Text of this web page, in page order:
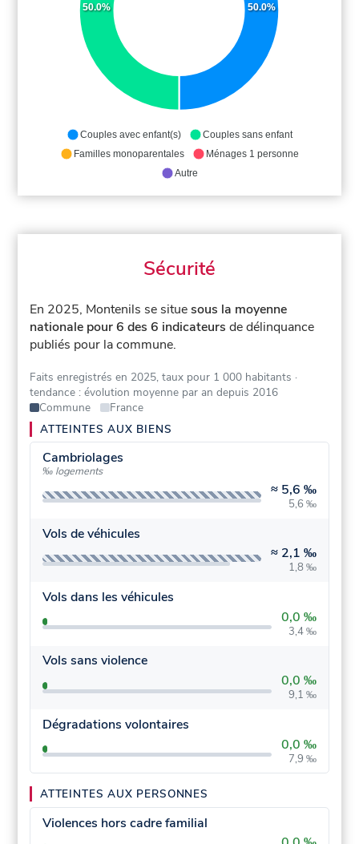
50.0%
50.0%
Couples avec enfant(s)
Couples sans enfant
Familles monoparentales
Ménages 1 personne
Autre
Sécurité
En 2025, Montenils se situesous la moyenne
nationale pour 6 des 6 indicateurs de délinquance
publiés pour la commune.
Faits enregistrés en 2025, taux pour 1 000 habitants ·
tendance : évolution moyenne par an depuis 2016
Commune
France
ATTEINTES AUX BIENS
Cambriolages
‰ logements
≈ 5,6 ‰
5,6 ‰
Vols de véhicules
≈ 2,1 ‰
1,8 ‰
Vols dans les véhicules
0,0 ‰
3,4 ‰
Vols sans violence
0,0 ‰
9,1 ‰
Dégradations volontaires
0,0 ‰
7,9 ‰
ATTEINTES AUX PERSONNES
Violences hors cadre familial